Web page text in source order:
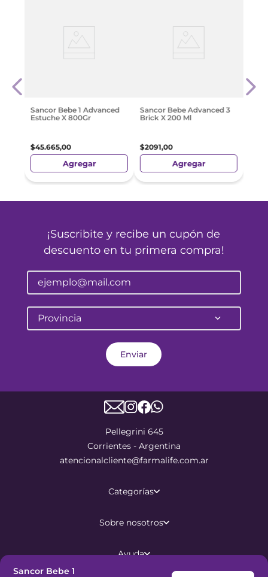
Sancor Bebe 1
Sancor Bebe 1 Advanced
Estuche X 800Gr
$45.665,00
Agregar
Sancor Bebe Advanced 3
Brick X 200 Ml
$2091,00
Agregar
¡Suscribite y recibe un cupón de
descuento en tu primera compra!
Provincia
Enviar
Pellegrini 645
Corrientes - Argentina
atencionalcliente@farmalife.com.ar
Categorías
Sobre nosotros
Ayuda